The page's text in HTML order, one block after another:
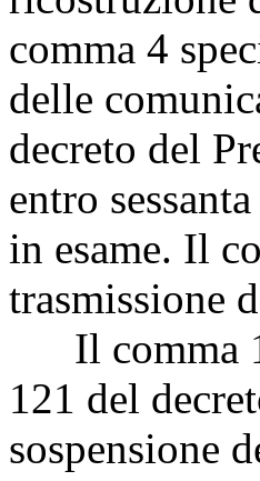
comma 4
delle
decreto del
entro
in esame. Il
trasmissione
Il comma 1
121 del
sospensione